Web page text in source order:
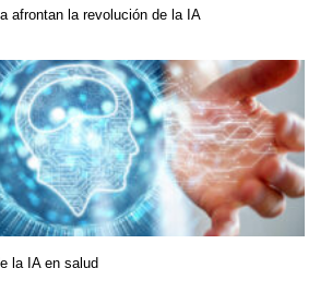
afrontan la revolución de la IA
la IA en salud